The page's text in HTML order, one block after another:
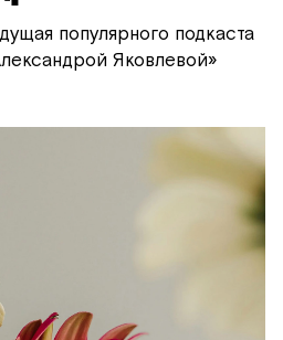
популярного подкаста
Яковлевой»